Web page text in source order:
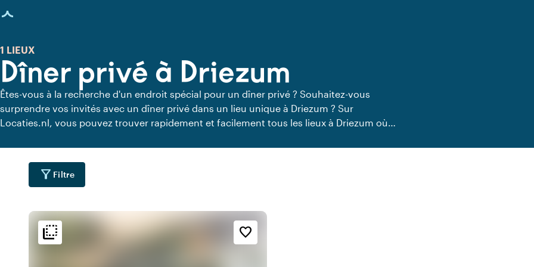
chargée
Dîner privé à Driezum
1 LIEUX
Êtes-vous à la recherche d'un endroit spécial pour un dîner privé ? Souhaitez-vous
surprendre vos invités avec un dîner privé dans un lieu unique à Driezum ? Sur
Locaties.nl, vous pouvez trouver rapidement et facilement tous les lieux à Driezum où
pour un délicieux dîner privé.
filter_alt Filtre
flip_to_back favorite_border
flip_to_back Ambiance
info